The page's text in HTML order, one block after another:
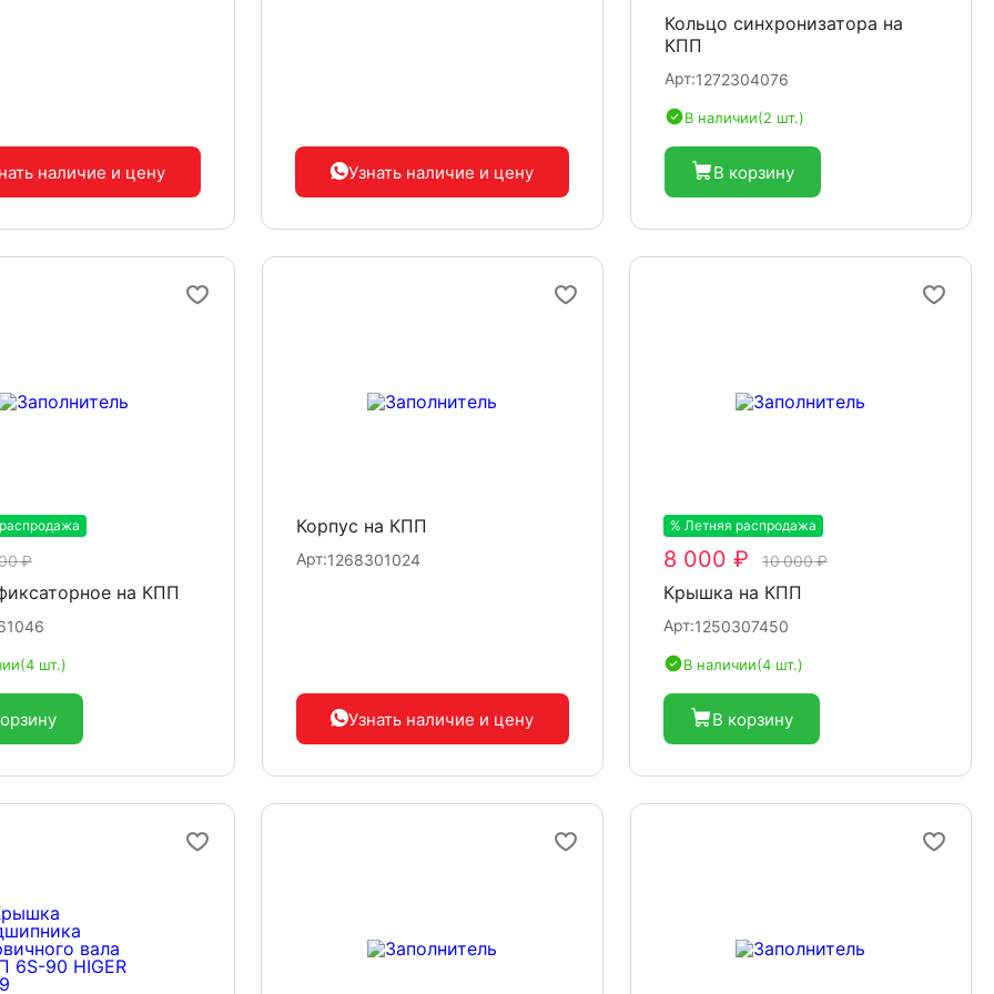
наличие и цену Узнать наличие и цену
Кольцо синхронизатора на
КПП
Арт:1272304076
В наличии(2 шт.)
В корзину
₽
на КПП
(4 шт.)
Корпус на КПП
Арт:1268301024
Узнать наличие и цену
% Летняя распродажа
8 000 ₽ 10 000 ₽
Крышка на КПП
Арт:1250307450
В наличии(4 шт.)
В корзину